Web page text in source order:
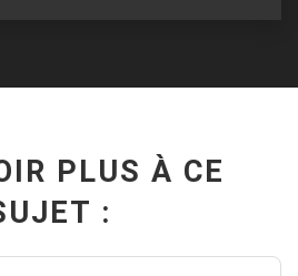
PLUS À CE
: